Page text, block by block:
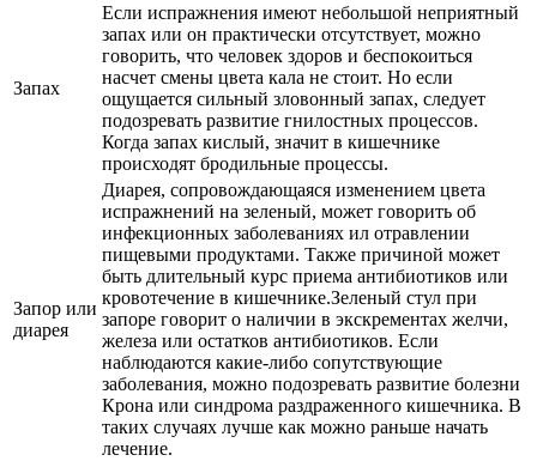
Запах
Если испражнения имеют небольшой неприятный
запах или он практически отсутствует, можно
говорить, что человек здоров и беспокоиться
насчет смены цвета кала не стоит. Но если
ощущается сильный зловонный запах, следует
подозревать развитие гнилостных процессов.
Когда запах кислый, значит в кишечнике
происходят бродильные процессы.
Запор или
диарея
Диарея, сопровождающаяся изменением цвета
испражнений на зеленый, может говорить об
инфекционных заболеваниях ил отравлении
пищевыми продуктами. Также причиной может
быть длительный курс приема антибиотиков или
кровотечение в кишечнике.Зеленый стул при
запоре говорит о наличии в экскрементах желчи,
железа или остатков антибиотиков. Если
наблюдаются какие-либо сопутствующие
заболевания, можно подозревать развитие болезни
Крона или синдрома раздраженного кишечника. В
таких случаях лучше как можно раньше начать
лечение.